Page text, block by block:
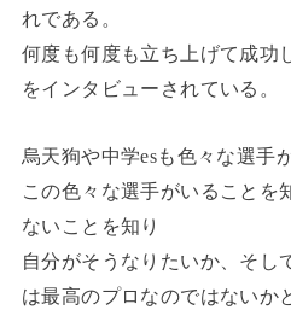
れである。
何度も何度も立ち上げて成功
をインタビューされている。
烏天狗や中学esも色々な選手
この色々な選手がいることを
ないことを知り
自分がそうなりたいか、そし
は最高のプロなのではないか